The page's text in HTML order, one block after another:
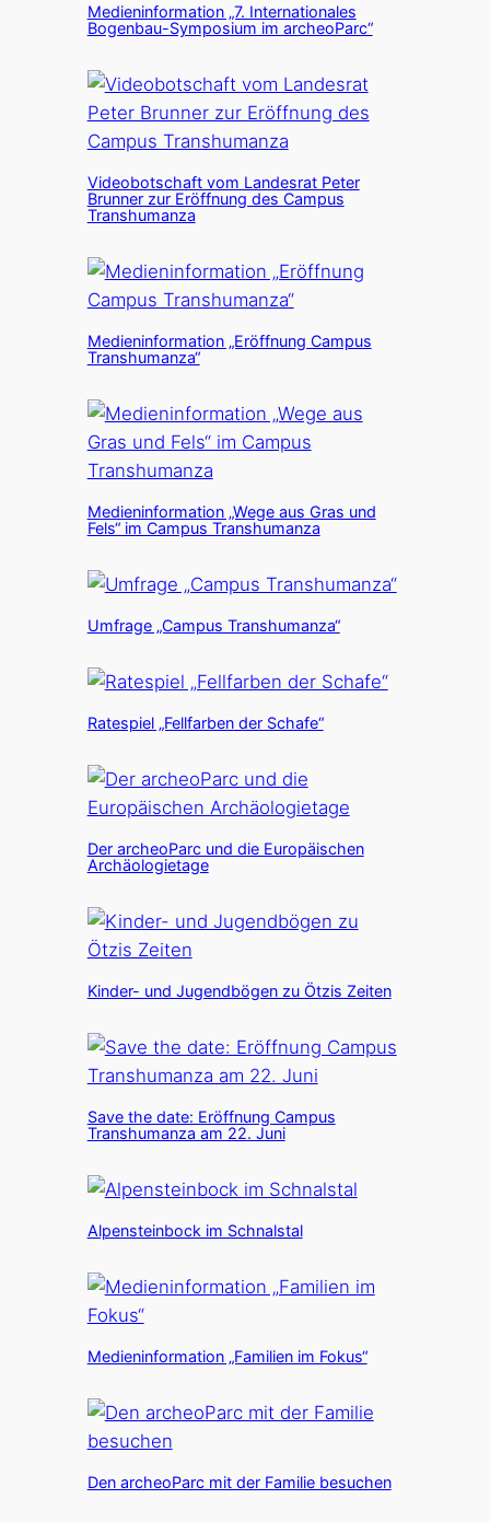
Medieninformation „7. Internationales
Bogenbau-Symposium im archeoParc“
Videobotschaft vom Landesrat Peter
Brunner zur Eröffnung des Campus
Transhumanza
Medieninformation „Eröffnung Campus
Transhumanza“
Medieninformation „Wege aus Gras und
Fels“ im Campus Transhumanza
Umfrage „Campus Transhumanza“
Ratespiel „Fellfarben der Schafe“
Der archeoParc und die Europäischen
Archäologietage
Kinder- und Jugendbögen zu Ötzis Zeiten
Save the date: Eröffnung Campus
Transhumanza am 22. Juni
Alpensteinbock im Schnalstal
Medieninformation „Familien im Fokus“
Den archeoParc mit der Familie besuchen